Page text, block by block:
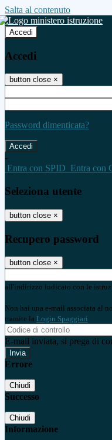
Salta al contenuto
Accedi
Accedi
button close ×
Password dimenticata?
-
Entra con SPID Entra con
Seleziona utente
button close ×
Recupero password
button close ×
all'indirizzo indicato con le
Non hai una e-mail associata al
tramite la Login Spaggiari
E-mail inviata, si prega di
Errore
Chiudi
Successo
Chiudi
Informazione